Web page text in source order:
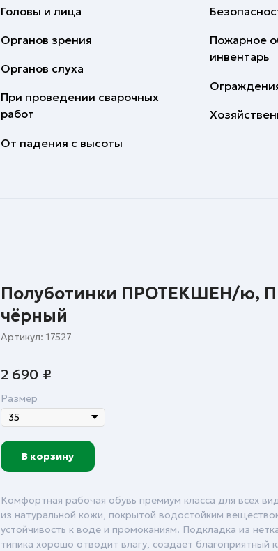
Головы и лица
Органов зрения
При проведении сварочных
работ
Пожарное
инвентарь
Органов слуха
От падения с высоты
Полуботинки ПРОТЕКШЕН/ю,
чёрный
Артикул: 17527
2 690 ₽
Размер
В корзину
Комфортная рабочая обувь премиум класса для всех
из натуральной кожи, покрытой водостойким
устойчивость к воде и промоканиям. Подкладка из
типика хорошо отводит влагу, создает благоприятный